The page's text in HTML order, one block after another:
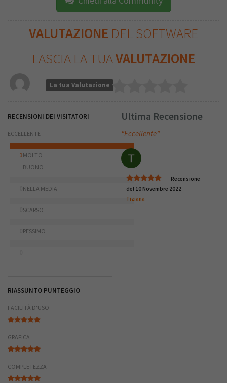
VALUTAZIONE DEL SOFTWARE
LASCIA LA TUAVALUTAZIONE
La tua Valutazione
RECENSIONI DEI VISITATORI
ECCELLENTE
1MOLTO
BUONO
NELLA MEDIA
SCARSO
PESSIMO
RIASSUNTO PUNTEGGIO
FACILITÀ D'USO
GRAFICA
COMPLETEZZA
Ultima Recensione
“Eccellente”
Recensione
del 10 Novembre 2022
Tiziana